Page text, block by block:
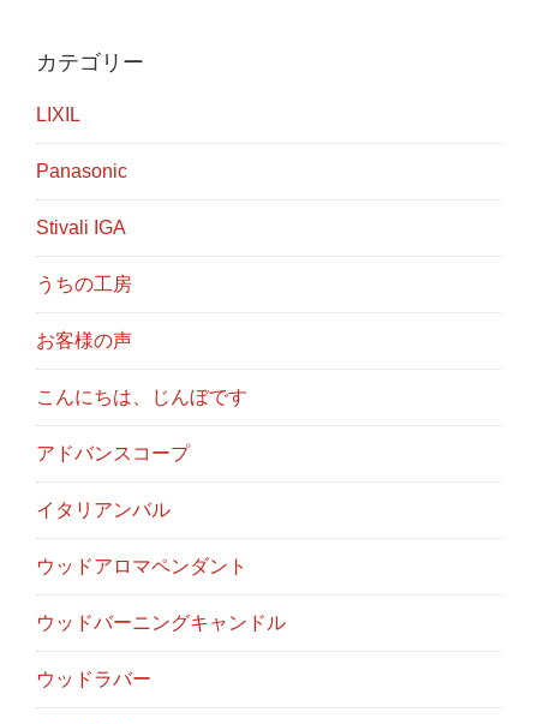
カテゴリー
LIXIL
Panasonic
Stivali IGA
うちの工房
お客様の声
こんにちは、じんぼです
アドバンスコープ
イタリアンバル
ウッドアロマペンダント
ウッドバーニングキャンドル
ウッドラバー